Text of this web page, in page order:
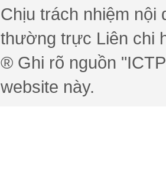
Chịu trách nhiệm nội
thường trực Liên chi
® Ghi rõ nguồn
website này.